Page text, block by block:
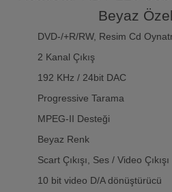
Beyaz
DVD-/+R/RW, Resim Cd
2 Kanal Çıkış
192 KHz / 24bit DAC
Progressive Tarama
MPEG-II Desteği
Beyaz Renk
Scart Çıkışı, Ses / Video Çıkışı
10 bit video D/A dönüştürücü